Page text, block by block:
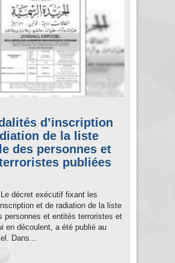
d’inscription
de la liste
des personnes et
publiées
Le décret exécutif fixant les
et de radiation de la liste
personnes et entités terroristes et
en découlent, a été publié au
Dans...